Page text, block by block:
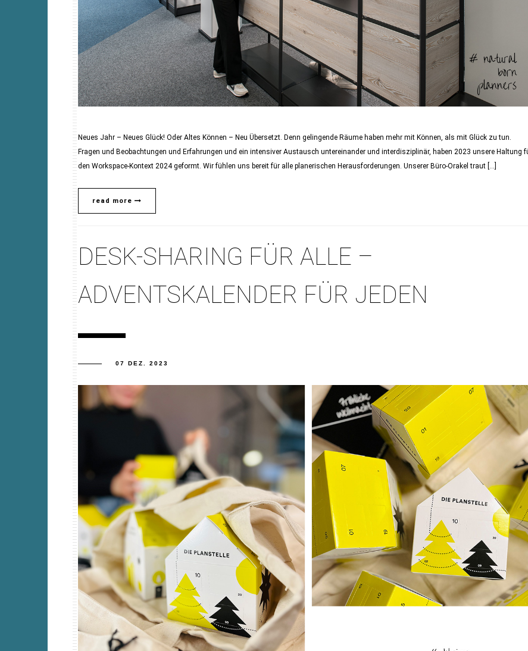
Neues Jahr – Neues Glück! Oder Altes Können – Neu Übersetzt. Denn gelingende Räume haben mehr mit Können, als mit Glück zu tun.
Fragen und Beobachtungen und Erfahrungen und ein intensiver Austausch untereinander und interdisziplinär, haben 2023 unsere Haltung
den Workspace-Kontext 2024 geformt. Wir fühlen uns bereit für alle planerischen Herausforderungen. Unserer Büro-Orakel traut […]
read more
DESK-SHARING FÜR ALLE –
ADVENTSKALENDER FÜR JEDEN
07 DEZ. 2023